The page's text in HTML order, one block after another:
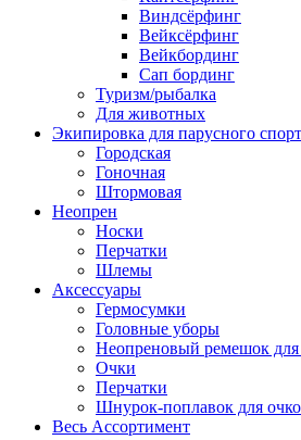
Виндсёрфинг
Вейксёрфинг
Вейкбординг
Сап бординг
Туризм/рыбалка
Для животных
Экипировка для парусного
Городская
Гоночная
Штормовая
Неопрен
Носки
Перчатки
Шлемы
Аксессуары
Гермосумки
Головные уборы
Неопреновый ремешок для
Очки
Перчатки
Шнурок-поплавок для
Весь Ассортимент